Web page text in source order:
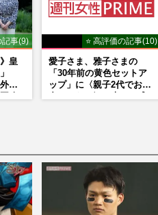
記事(9)
皇
か
⭐ 高評価の記事(10)
愛子さま、雅子さまの
「30年前の黄色セットア
ップ」に〈親子2代でお似